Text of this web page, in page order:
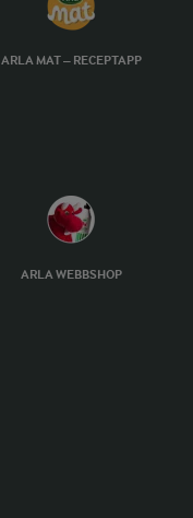
ARLA MAT – RECEPTAPP
ARLA WEBBSHOP